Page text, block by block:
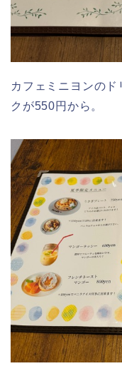
カフェミニヨンの
クが550円から。